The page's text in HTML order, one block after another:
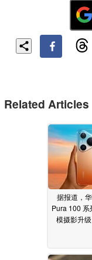
Related Articles
据报道，
Pura 100 系
模摄影升级